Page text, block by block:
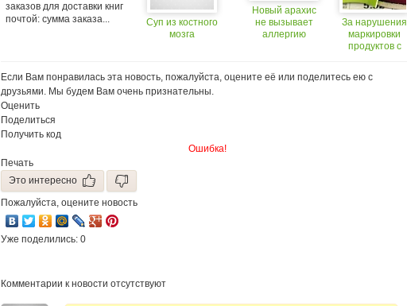
заказов для доставки книг
почтой: сумма заказа...
Суп из костного
мозга
Новый арахис
не вызывает
аллергию
За нарушения
маркировки
продуктов с
Если Вам понравилась эта новость, пожалуйста, оцените её или поделитесь ею с
друзьями. Мы будем Вам очень признательны.
Оценить
Поделиться
Получить код
Ошибка!
Печать
Это интересно
Пожалуйста, оцените новость
Уже поделились: 0
Комментарии к новости отсутствуют